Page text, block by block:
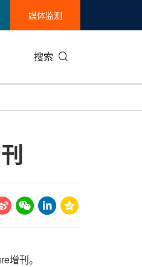
媒体监测
搜索
(ASCO)
增刊。